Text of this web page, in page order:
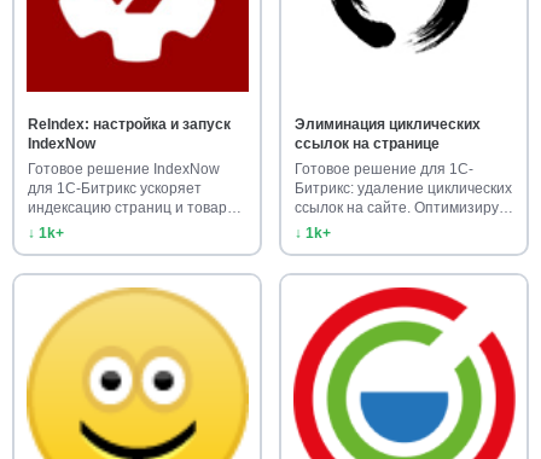
ReIndex: настройка и запуск
IndexNow
Готовое решение IndexNow
для 1С-Битрикс ускоряет
индексацию страниц и товаров.
У…
↓ 1k+
Элиминация циклических
ссылок на странице
Готовое решение для 1С-
Битрикс: удаление циклических
ссылок на сайте. Оптимизиру…
↓ 1k+